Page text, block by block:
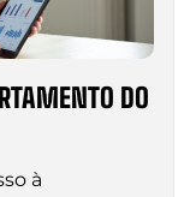
DO
à